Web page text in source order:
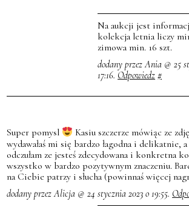
Na aukcji jest
kolekcja letnia liczy
zimowa min. 16 szt.
dodany przez Ania @ 25
17:16. Odpowiedz #
Super pomysl
Kasiu szczerze mówiąc ze
wydawałaś mi się bardzo łagodna i delikatnie,
odczułam ze jesteś zdecydowana i konkretna
wszystko w bardzo pozytywnym znaczeniu.
na Ciebie patrzy i słucha (powinnaś więcej
dodany przez Alicja @ 24 stycznia 2023 o 19:55.